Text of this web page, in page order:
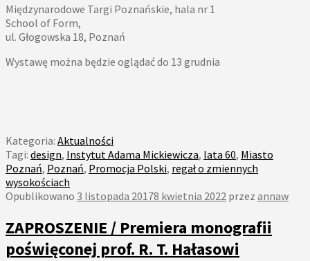
Międzynarodowe Targi Poznańskie, hala nr 1
School of Form,
ul. Głogowska 18, Poznań
Wystawę można będzie oglądać do 13 grudnia
Kategoria: Aktualności
Tagi: design, Instytut Adama Mickiewicza, lata 60, Miasto
Poznań, Poznań, Promocja Polski, regał o zmiennych
wysokościach
Opublikowano 3 listopada 20178 kwietnia 2022 przez annaw
ZAPROSZENIE / Premiera monografii
poświęconej prof. R. T. Hałasowi